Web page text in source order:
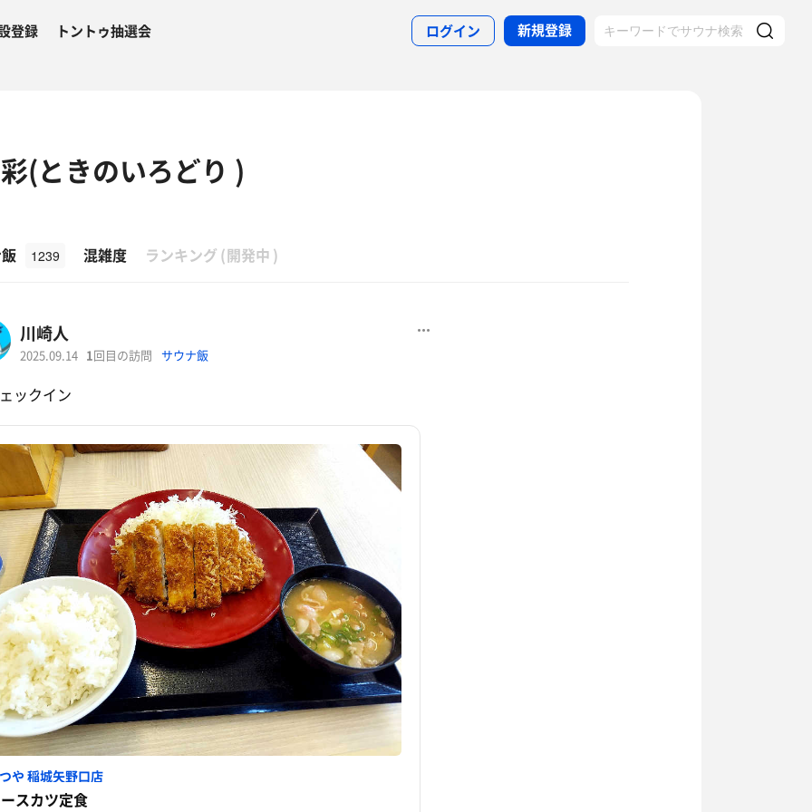
登録 トントゥ抽選会 ログイン 新規登録
(ときのいろどり )
1239 混雑度 ランキング (開発中 )
川崎人
2025.09.14 1 回目の訪問 サウナ飯
ックイン
や 稲城矢野口店
スカツ定食